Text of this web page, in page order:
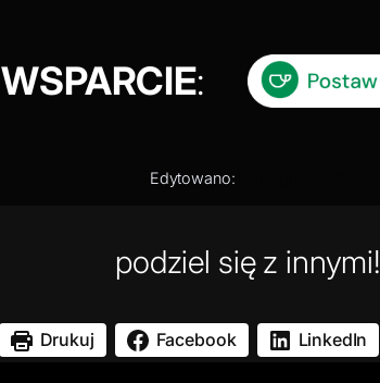
WSPARCIE:
Edytowano:
podziel się z innymi!
Drukuj Facebook LinkedIn